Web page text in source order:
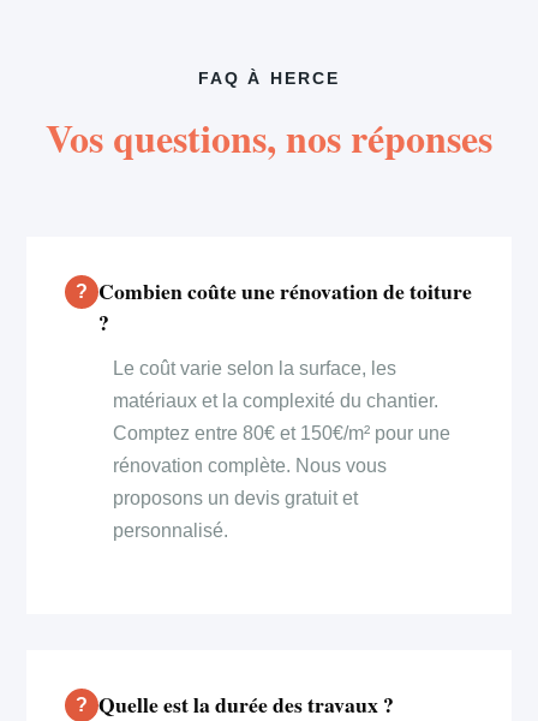
FAQ À HERCE
Vos questions, nos réponses
Combien coûte une rénovation de toiture
?
Le coût varie selon la surface, les
matériaux et la complexité du chantier.
Comptez entre 80€ et 150€/m² pour une
rénovation complète. Nous vous
proposons un devis gratuit et
personnalisé.
Quelle est la durée des travaux ?